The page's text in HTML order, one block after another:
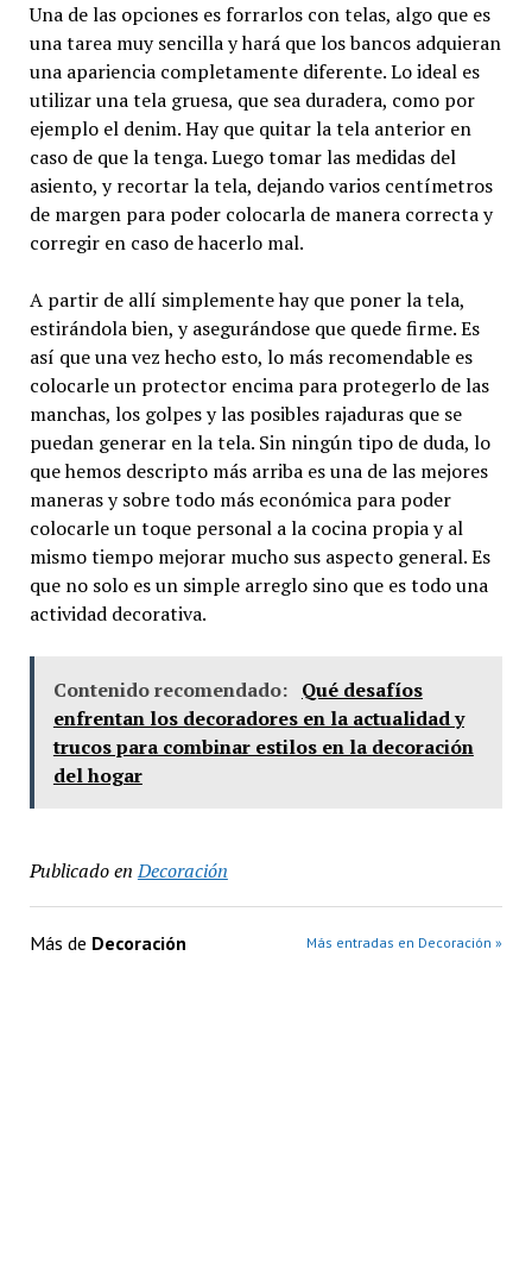
Una de las opciones es forrarlos con telas, algo que es
una tarea muy sencilla y hará que los bancos adquieran
una apariencia completamente diferente. Lo ideal es
utilizar una tela gruesa, que sea duradera, como por
ejemplo el denim. Hay que quitar la tela anterior en
caso de que la tenga. Luego tomar las medidas del
asiento, y recortar la tela, dejando varios centímetros
de margen para poder colocarla de manera correcta y
corregir en caso de hacerlo mal.
A partir de allí simplemente hay que poner la tela,
estirándola bien, y asegurándose que quede firme. Es
así que una vez hecho esto, lo más recomendable es
colocarle un protector encima para protegerlo de las
manchas, los golpes y las posibles rajaduras que se
puedan generar en la tela. Sin ningún tipo de duda, lo
que hemos descripto más arriba es una de las mejores
maneras y sobre todo más económica para poder
colocarle un toque personal a la cocina propia y al
mismo tiempo mejorar mucho sus aspecto general. Es
que no solo es un simple arreglo sino que es todo una
actividad decorativa.
Contenido recomendado: Qué desafíos
enfrentan los decoradores en la actualidad y
trucos para combinar estilos en la decoración
del hogar
Publicado en Decoración
Más de Decoración Más entradas en Decoración »